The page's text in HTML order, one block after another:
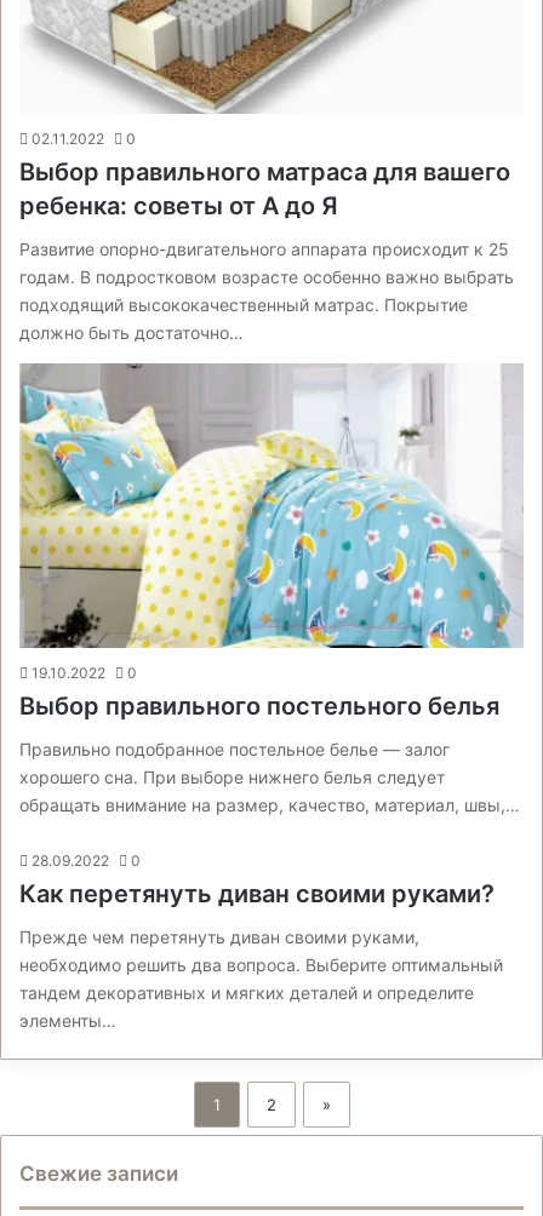
02.11.2022 0
Выбор правильного матраса для вашего
ребенка: советы от А до Я
Развитие опорно-двигательного аппарата происходит к 25
годам. В подростковом возрасте особенно важно выбрать
подходящий высококачественный матрас. Покрытие
должно быть достаточно…
19.10.2022 0
Выбор правильного постельного белья
Правильно подобранное постельное белье — залог
хорошего сна. При выборе нижнего белья следует
обращать внимание на размер, качество, материал, швы,…
28.09.2022 0
Как перетянуть диван своими руками?
Прежде чем перетянуть диван своими руками,
необходимо решить два вопроса. Выберите оптимальный
тандем декоративных и мягких деталей и определите
элементы…
1 2 »
Свежие записи